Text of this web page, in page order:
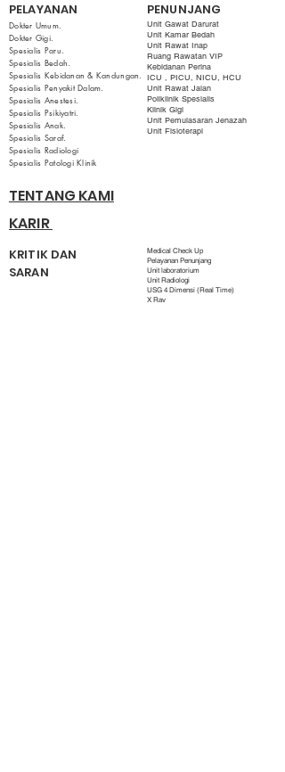
PELAYANAN PENUNJANG
Dokter Umum.
Dokter Gigi.
Spesialis Paru.
Spesialis Bedah.
Spesialis Kebidanan & Kandungan.
Spesialis Penyakit Dalam.
Spesialis Anestesi.
Spesialis Psikiyatri.
Spesialis Anak.
Spesialis Saraf.
Spesialis Radiologi
Spesialis Patologi Klinik
Unit Gawat Darurat
Unit Kamar Bedah
Unit Rawat Inap
Ruang Rawatan VIP
Kebidanan Perina
ICU , PICU, NICU, HCU
Unit Rawat Jalan
Poliklinik Spesialis
Klinik Gigi
Unit Pemulasaran Jenazah
Unit Fisioterapi
TENTANG KAMI
KARIR
KRITIK DAN
SARAN
Medical Check Up
Pelayanan Penunjang
Unit laboratorium
Unit Radiologi
USG 4 Dimensi (Real Time)
X Ray